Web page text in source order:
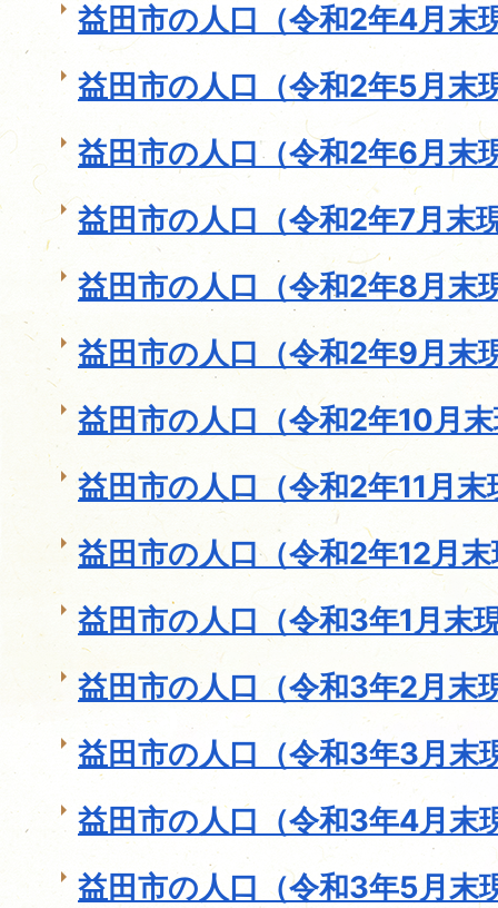
益田市の人口（令和2年4月末
益田市の人口（令和2年5月末
益田市の人口（令和2年6月末
益田市の人口（令和2年7月末
益田市の人口（令和2年8月末
益田市の人口（令和2年9月末
益田市の人口（令和2年10月
益田市の人口（令和2年11月末
益田市の人口（令和2年12月
益田市の人口（令和3年1月末
益田市の人口（令和3年2月末
益田市の人口（令和3年3月末
益田市の人口（令和3年4月末
益田市の人口（令和3年5月末